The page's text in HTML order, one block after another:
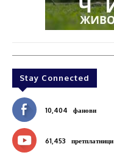
Stay Connected
10,404 фанови
61,453 претплатници